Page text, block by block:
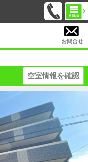
お問合せ
空室情報を確認